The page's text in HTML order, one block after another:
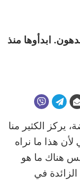
ابدأوها منذ
يركز الكثير منا
هذا ما نراه
هناك ما هو
في